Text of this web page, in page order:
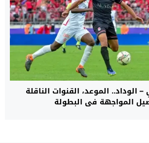
– الوداد.. الموعد، القنوات الناقلة
المواجهة في البطولة